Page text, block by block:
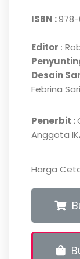
ISBN :
Editor :
Desain
Febrina
Penerbit :
Anggota
Harga